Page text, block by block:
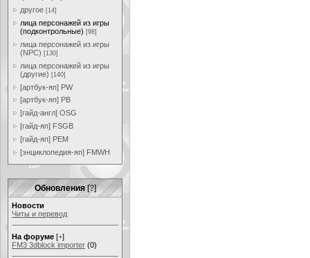
другое [14]
лица персонажей из игры
(подконтрольные) [98]
лица персонажей из игры
(NPC) [130]
лица персонажей из игры
(другие) [140]
[артбук-яп] PW
[артбук-яп] PB
[гайд-англ] OSG
[гайд-яп] FSGB
[гайд-яп] PEM
[энциклопедия-яп] FMWH
Обновления [?]
Новости
Читы и перевод
На форуме [+]
FM3 3dblock importer (0)